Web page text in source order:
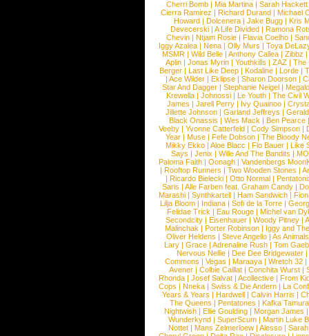
Cherri Bomb | Mia Martina | Sarah Hackett
Cierra Ramirez | Richard Durand | Michael
Howard |Dolcenera |Jake Bugg |Kris
Devecerski |A Life Divided |Ramona
Chevin |Ntjam Rosie |Flavia Coelho |
Iggy Azalea | Nena | Olly Murs | Toya
MSMR |Wild Belle |Anthony Callea |Zibbz
Aplin | Jonas Myrin | Youthkills | ZAZ | The
Berger |Last Like Deep |Kodaline |Lorde |
|Ace Wilder |Eklipse |Sharon Doorson |
Star And Dagger | Stephanie Neigel |
Krewella | Johnossi | Le Youth | The Civil
James | Jarell Perry | Ivy Quainoo |
Jillette Johnson | Garland Jeffreys |
Black Onassis | Wes Mack | Ben Pearce
Veeby | Yvonne Catterfeld | Cody Simpson |
Year |Muse |Fefe Dobson |The Bloody
Mikky Ekko | Aloe Blacc | Flo Bauer | Like
Says | Jenix | Wille And The Bandits | MO
Paloma Faith |Oonagh |Vandenbergs
|Rooftop Runners |Two Wooden Stones |
| Ricardo Bielecki | Otto Normal |
Saris | Alle Farben feat. Graham Candy |
Marashi | Synthkartell | Ham Sandwich |
Lilja Bloom | Indiana | Sofi de la Torre |
Felidae Trick | Eau Rouge | Michel van
Secondcity |Eisenhauer |Woody Pitney |
Malinchak |Porter Robinson | Iggy and
Oliver Heldens |Steve Angello |As Animals
Lary | Grace | Adrenaline Rush | Tom
Nervous Nellie | Dee Dee Bridgewater |
Commons |Vegas |Maraaya |Wretch 32 |
Avener | Colbie Caillat | Conchita Wurst |
Rhonda | Josef Salvat | Acollective | From
Cops | Nneka | Swiss & Die Andern | La
Years & Years |Hardwell |Calvin Harris |
The Queens | Pentatones | Kafka Tamura
Nightwish |Ellie Goulding |Morgan James
Wunderkynd | SuperScum | Martin Luke
Nottet |Mans Zelmerloew |Alesso |